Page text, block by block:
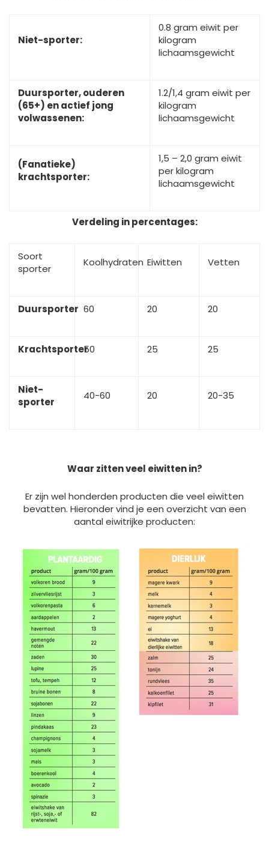
Niet-sporter:
0.8 gram eiwit per
kilogram
lichaamsgewicht
Duursporter, ouderen
(65+) en actief jong
volwassenen:
1.2/1,4 gram eiwit per
kilogram
lichaamsgewicht
(Fanatieke)
krachtsporter:
1,5 – 2,0 gram eiwit
per kilogram
lichaamsgewicht
Verdeling in percentages:
Soort
sporter
Koolhydraten Eiwitten Vetten
Duursporter 60 20 20
Krachtsporter50 25 25
Niet-
sporter
40-60 20 20-35
Waar zitten veel eiwitten in?
Er zijn wel honderden producten die veel eiwitten
bevatten. Hieronder vind je een overzicht van een
aantal eiwitrijke producten: